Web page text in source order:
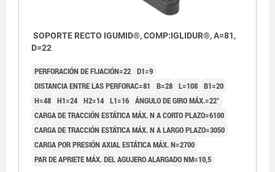
SOPORTE RECTO IGUMID®, COMP:IGLIDUR®, A=81,
D=22
PERFORACIÓN DE FIJACIÓN=22 D1=9
DISTANCIA ENTRE LAS PERFORAC=81
B=28 L=108 B1=20
H=48 H1=24 H2=14 L1=16 ÁNGULO DE GIRO MÁX.=22°
CARGA DE TRACCIÓN ESTÁTICA MÁX. N A CORTO PLAZO=6100
CARGA DE TRACCIÓN ESTÁTICA MÁX. N A LARGO PLAZO=3050
CARGA POR PRESIÓN AXIAL ESTÁTICA MÁX. N=2700
PAR DE APRIETE MÁX. DEL AGUJERO ALARGADO NM=10,5